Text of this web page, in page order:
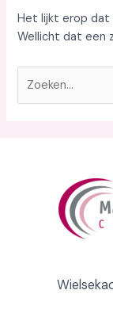
Het lijkt erop dat
Wellicht dat een